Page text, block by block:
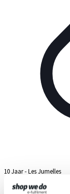
10 Jaar - Les Jumelles
8 juli 2026